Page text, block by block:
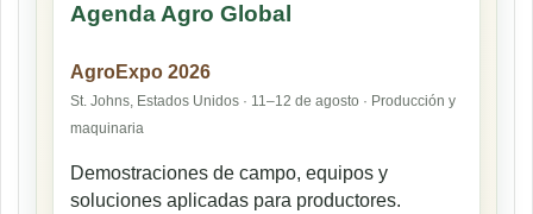
Agenda Agro Global
AgroExpo 2026
St. Johns, Estados Unidos · 11–12 de agosto · Producción y
maquinaria
Demostraciones de campo, equipos y
soluciones aplicadas para productores.